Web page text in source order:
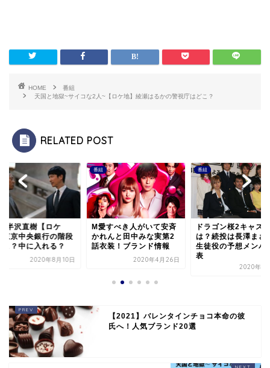
HOME
番組
天国と地獄~サイコな2人~【ロケ地】綾瀬はるかの警視庁はどこ？
RELATED POST
半沢直樹【ロケ
東京中央銀行の階段
こ？中に入れる？
2020年8月10日
番組
M愛すべき人がいて安斉
かれんと田中みな実第2
話衣装！ブランド情報
2020年4月26日
番組
ドラゴン桜2キャス
は？続投は長澤まさ
生徒役の予想メンバ
表
2020年3
【2021】バレンタインチョコ本命の彼
氏へ！人気ブランド20選